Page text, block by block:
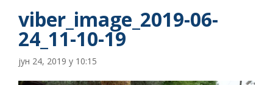
viber_image_2019-06-
24_11-10-19
јун 24, 2019 у 10:15